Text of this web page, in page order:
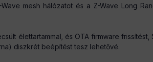
mesh hálózatot és a Z-Wave Long
élettartammal, és OTA firmware
diszkrét beépítést tesz lehetővé.